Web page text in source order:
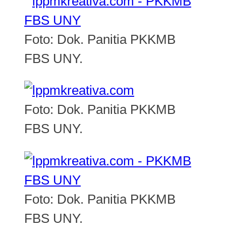
Foto: Dok. Panitia PKKMB
FBS UNY.
Foto: Dok. Panitia PKKMB
FBS UNY.
Foto: Dok. Panitia PKKMB
FBS UNY.